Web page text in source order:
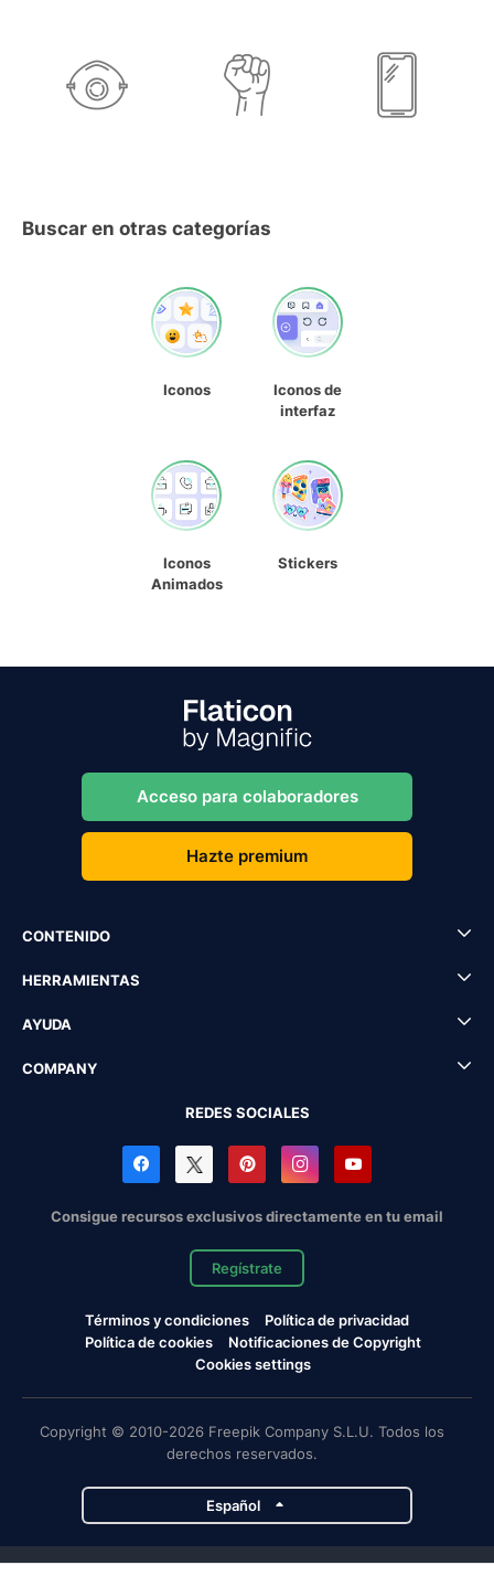
Buscar en otras categorías
Iconos
Iconos de
interfaz
Iconos
Animados
Stickers
Acceso para colaboradores
Hazte premium
CONTENIDO
HERRAMIENTAS
AYUDA
COMPANY
REDES SOCIALES
Consigue recursos exclusivos directamente en tu email
Regístrate
Términos y condiciones
Política de privacidad
Política de cookies
Notificaciones de Copyright
Cookies settings
Copyright © 2010-2026 Freepik Company S.L.U. Todos los
derechos reservados.
Español